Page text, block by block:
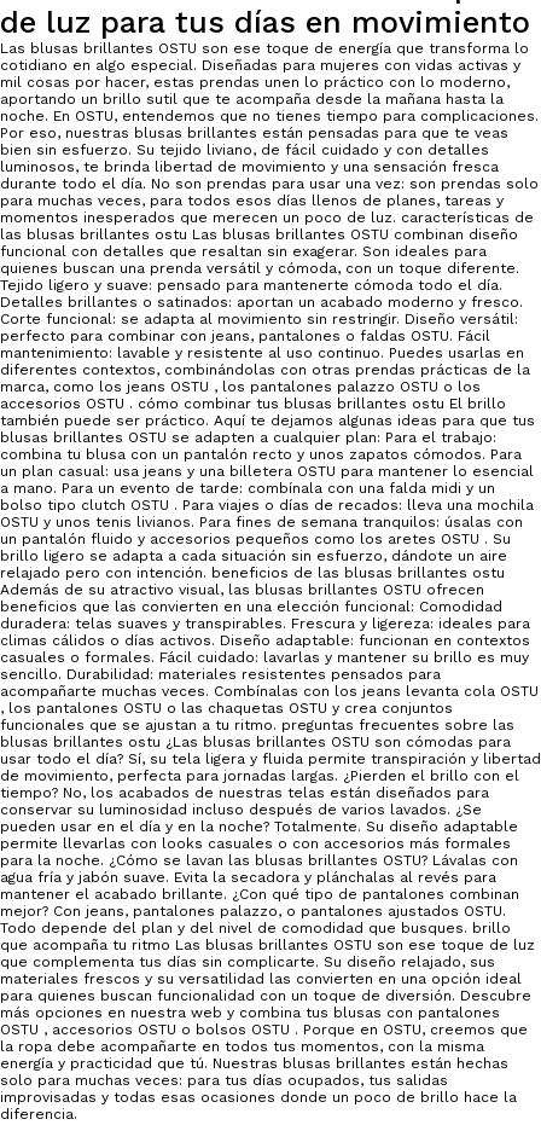
de luz para tus días en movimiento
Las blusas brillantes OSTU son ese toque de energía que transforma lo
cotidiano en algo especial. Diseñadas para mujeres con vidas activas y
mil cosas por hacer, estas prendas unen lo práctico con lo moderno,
aportando un brillo sutil que te acompaña desde la mañana hasta la
noche. En OSTU, entendemos que no tienes tiempo para complicaciones.
Por eso, nuestras blusas brillantes están pensadas para que te veas
bien sin esfuerzo. Su tejido liviano, de fácil cuidado y con detalles
luminosos, te brinda libertad de movimiento y una sensación fresca
durante todo el día. No son prendas para usar una vez: son prendas solo
para muchas veces, para todos esos días llenos de planes, tareas y
momentos inesperados que merecen un poco de luz. características de
las blusas brillantes ostu Las blusas brillantes OSTU combinan diseño
funcional con detalles que resaltan sin exagerar. Son ideales para
quienes buscan una prenda versátil y cómoda, con un toque diferente.
Tejido ligero y suave: pensado para mantenerte cómoda todo el día.
Detalles brillantes o satinados: aportan un acabado moderno y fresco.
Corte funcional: se adapta al movimiento sin restringir. Diseño versátil:
perfecto para combinar con jeans, pantalones o faldas OSTU. Fácil
mantenimiento: lavable y resistente al uso continuo. Puedes usarlas en
diferentes contextos, combinándolas con otras prendas prácticas de la
marca, como los jeans OSTU , los pantalones palazzo OSTU o los
accesorios OSTU . cómo combinar tus blusas brillantes ostu El brillo
también puede ser práctico. Aquí te dejamos algunas ideas para que tus
blusas brillantes OSTU se adapten a cualquier plan: Para el trabajo:
combina tu blusa con un pantalón recto y unos zapatos cómodos. Para
un plan casual: usa jeans y una billetera OSTU para mantener lo esencial
a mano. Para un evento de tarde: combínala con una falda midi y un
bolso tipo clutch OSTU . Para viajes o días de recados: lleva una mochila
OSTU y unos tenis livianos. Para fines de semana tranquilos: úsalas con
un pantalón fluido y accesorios pequeños como los aretes OSTU . Su
brillo ligero se adapta a cada situación sin esfuerzo, dándote un aire
relajado pero con intención. beneficios de las blusas brillantes ostu
Además de su atractivo visual, las blusas brillantes OSTU ofrecen
beneficios que las convierten en una elección funcional: Comodidad
duradera: telas suaves y transpirables. Frescura y ligereza: ideales para
climas cálidos o días activos. Diseño adaptable: funcionan en contextos
casuales o formales. Fácil cuidado: lavarlas y mantener su brillo es muy
sencillo. Durabilidad: materiales resistentes pensados para
acompañarte muchas veces. Combínalas con los jeans levanta cola OSTU
, los pantalones OSTU o las chaquetas OSTU y crea conjuntos
funcionales que se ajustan a tu ritmo. preguntas frecuentes sobre las
blusas brillantes ostu ¿Las blusas brillantes OSTU son cómodas para
usar todo el día? Sí, su tela ligera y fluida permite transpiración y libertad
de movimiento, perfecta para jornadas largas. ¿Pierden el brillo con el
tiempo? No, los acabados de nuestras telas están diseñados para
conservar su luminosidad incluso después de varios lavados. ¿Se
pueden usar en el día y en la noche? Totalmente. Su diseño adaptable
permite llevarlas con looks casuales o con accesorios más formales
para la noche. ¿Cómo se lavan las blusas brillantes OSTU? Lávalas con
agua fría y jabón suave. Evita la secadora y plánchalas al revés para
mantener el acabado brillante. ¿Con qué tipo de pantalones combinan
mejor? Con jeans, pantalones palazzo, o pantalones ajustados OSTU.
Todo depende del plan y del nivel de comodidad que busques. brillo
que acompaña tu ritmo Las blusas brillantes OSTU son ese toque de luz
que complementa tus días sin complicarte. Su diseño relajado, sus
materiales frescos y su versatilidad las convierten en una opción ideal
para quienes buscan funcionalidad con un toque de diversión. Descubre
más opciones en nuestra web y combina tus blusas con pantalones
OSTU , accesorios OSTU o bolsos OSTU . Porque en OSTU, creemos que
la ropa debe acompañarte en todos tus momentos, con la misma
energía y practicidad que tú. Nuestras blusas brillantes están hechas
solo para muchas veces: para tus días ocupados, tus salidas
improvisadas y todas esas ocasiones donde un poco de brillo hace la
diferencia.